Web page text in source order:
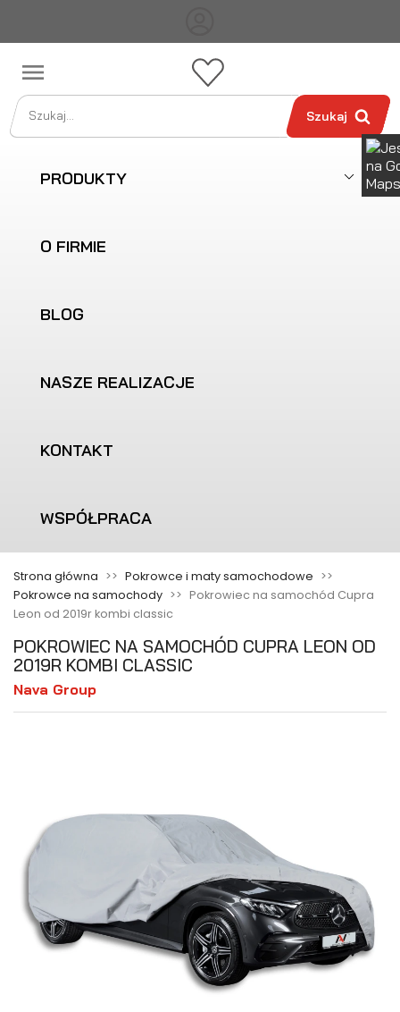

Szukaj
PRODUKTY
O FIRMIE
BLOG
NASZE REALIZACJE
KONTAKT
WSPÓŁPRACA
Strona główna
Pokrowce i maty samochodowe
Pokrowce na samochody
Pokrowiec na samochód Cupra
Leon od 2019r kombi classic
POKROWIEC NA SAMOCHÓD CUPRA LEON OD
2019R KOMBI CLASSIC
Nava Group